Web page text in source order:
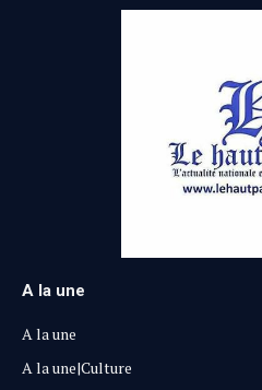
A la une
A la une
A la une|Culture